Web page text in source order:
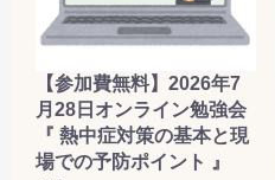
【参加費無料】2026年7
月28日オンライン勉強会
『 熱中症対策の基本と現
場での予防ポイント 』